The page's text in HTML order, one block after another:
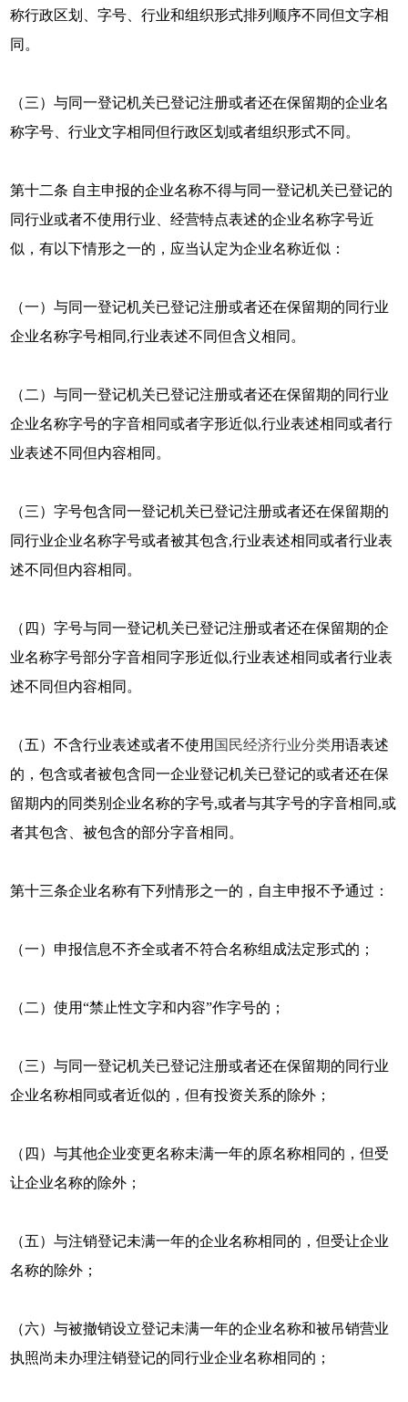
称行政区划、字号、行业和组织形式排列顺序不同但文字相
同。
（三）与同一登记机关已登记注册或者还在保留期的企业名
称字号、行业文字相同但行政区划或者组织形式不同。
第十二条 自主申报的企业名称不得与同一登记机关已登记的
同行业或者不使用行业、经营特点表述的企业名称字号近
似，有以下情形之一的，应当认定为企业名称近似：
（一）与同一登记机关已登记注册或者还在保留期的同行业
企业名称字号相同,行业表述不同但含义相同。
（二）与同一登记机关已登记注册或者还在保留期的同行业
企业名称字号的字音相同或者字形近似,行业表述相同或者行
业表述不同但内容相同。
（三）字号包含同一登记机关已登记注册或者还在保留期的
同行业企业名称字号或者被其包含,行业表述相同或者行业表
述不同但内容相同。
（四）字号与同一登记机关已登记注册或者还在保留期的企
业名称字号部分字音相同字形近似,行业表述相同或者行业表
述不同但内容相同。
（五）不含行业表述或者不使用 国民经济行业分类用语表述
的，包含或者被包含同一企业登记机关已登记的或者还在保
留期内的同类别企业名称的字号,或者与其字号的字音相同,或
者其包含、被包含的部分字音相同。
第十三条企业名称有下列情形之一的，自主申报不予通过：
（一）申报信息不齐全或者不符合名称组成法定形式的；
（二）使用“禁止性文字和内容”作字号的；
（三）与同一登记机关已登记注册或者还在保留期的同行业
企业名称相同或者近似的，但有投资关系的除外；
（四）与其他企业变更名称未满一年的原名称相同的，但受
让企业名称的除外；
（五）与注销登记未满一年的企业名称相同的，但受让企业
名称的除外；
（六）与被撤销设立登记未满一年的企业名称和被吊销营业
执照尚未办理注销登记的同行业企业名称相同的；